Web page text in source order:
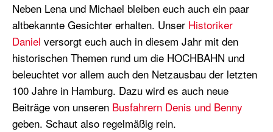
Neben Lena und Michael bleiben euch auch ein paar
altbekannte Gesichter erhalten. Unser Historiker
Daniel versorgt euch auch in diesem Jahr mit den
historischen Themen rund um die HOCHBAHN und
beleuchtet vor allem auch den Netzausbau der letzten
100 Jahre in Hamburg. Dazu wird es auch neue
Beiträge von unseren Busfahrern Denis und Benny
geben. Schaut also regelmäßig rein.